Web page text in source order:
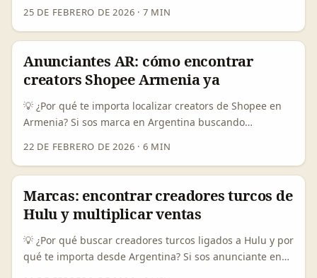
circuito España–México–EEUU, el Líbano puede
contemporáneo, designers nicho y retailers que
compiten con players globales como SHEIN o Forever 21
por atención regional. Muchas marcas en la región
mueven su marketing al mundo digital —influencer
partnerships y UGC son moneda corriente— y buscan
colecciones o re-posicionar líneas (referencia: estrategia
digital-first y uso de influencers, citada en la cobertura
25 DE FEBRERO DE 2026 · 7 MIN
Anunciantes AR: cómo encontrar
creators Shopee Armenia ya
💡 ¿Por qué te importa localizar creators de Shopee en
Armenia? Si sos marca en Argentina buscando
internacionales, Armenia emerge como un mercado con
nicho que responden bien a lanzamientos cross-border.
Además, plataformas como Shopee fomentan venta
integrada y paquetes con creadores que pueden bajar
fricción comercial. La pregunta real que tenés: ¿cómo
identifico creators armenios genuinos en Shopee, los
22 DE FEBRERO DE 2026 · 6 MIN
Marcas: encontrar creadores turcos de
Hulu y multiplicar ventas
💡 ¿Por qué buscar creadores turcos ligados a Hulu y por
qué te importa desde Argentina? Si sos anunciante en